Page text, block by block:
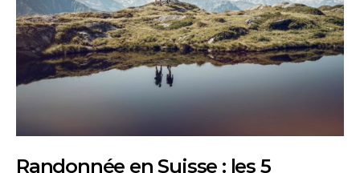
Randonnée en Suisse : les 5